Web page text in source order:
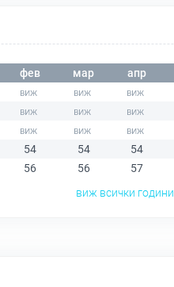
фев мар апр
54 54 54
56 56 57
виж всички години